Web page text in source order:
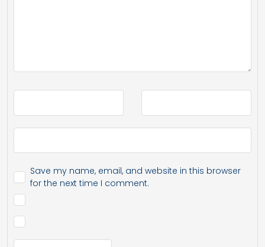
Save my name, email, and website in this browser
for the next time I comment.